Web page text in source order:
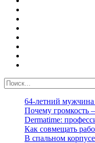
64-летний мужчина
Почему громкость
Dermatime:
Как совмещать
В спальном